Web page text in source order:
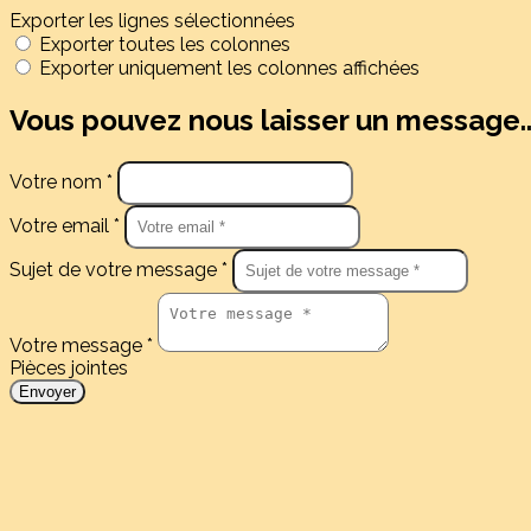
Exporter les lignes sélectionnées
Exporter toutes les colonnes
Exporter uniquement les colonnes affichées
Vous pouvez nous laisser un
Votre nom *
Votre email *
Sujet de votre message *
Votre message *
Pièces jointes
Envoyer